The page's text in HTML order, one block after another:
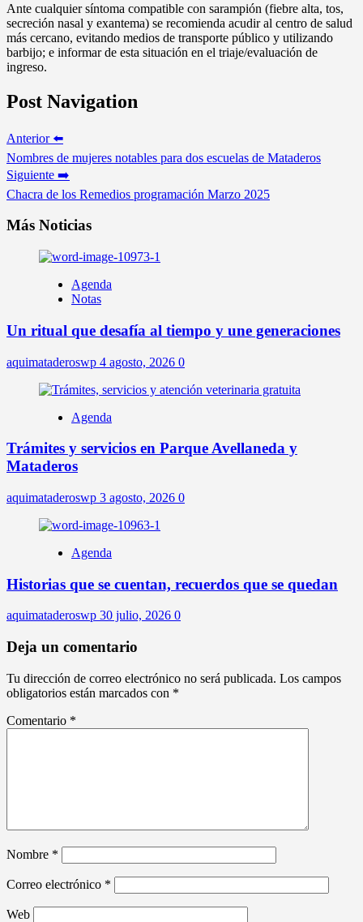
Ante cualquier síntoma compatible con sarampión (fiebre alta, tos,
secreción nasal y exantema) se recomienda acudir al centro de salud
más cercano, evitando medios de transporte público y utilizando
barbijo; e informar de esta situación en el triaje/evaluación de
ingreso.
Post Navigation
Anterior ⬅️
Nombres de mujeres notables para dos escuelas de Mataderos
Siguiente ➡️
Chacra de los Remedios programación Marzo 2025
Más Noticias
Agenda
Notas
Un ritual que desafía al tiempo y une generaciones
aquimataderoswp 4 agosto, 2026 0
Agenda
Trámites y servicios en Parque Avellaneda y
Mataderos
aquimataderoswp 3 agosto, 2026 0
Agenda
Historias que se cuentan, recuerdos que se quedan
aquimataderoswp 30 julio, 2026 0
Deja un comentario
Tu dirección de correo electrónico no será publicada. Los campos
obligatorios están marcados con *
Comentario *
Nombre *
Correo electrónico *
Web